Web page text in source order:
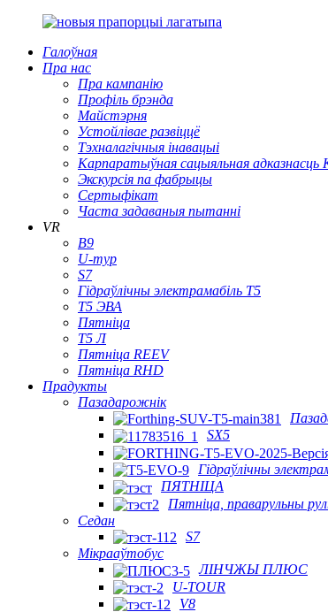
Галоўная
Пра нас
Пра кампанію
Профіль брэнда
Майстэрня
Устойлівае развіццё
Тэхналагічныя інавацыі
Карпаратыўная сацыяльная адказнасць
Экскурсія па фабрыцы
Сертыфікат
Часта задаваныя пытанні
VR
В9
U-тур
S7
Гідраўлічны электрамабіль T5
Т5 ЭВА
Пятніца
Т5 Л
Пятніца REEV
Пятніца RHD
Прадукты
Пазадарожнік
SX5
Гідраўлічны
ПЯТНІЦА
Пятніца, праварульны
Седан
S7
Мікрааўтобус
ЛІНЧЖЫ ПЛЮС
U-TOUR
V8